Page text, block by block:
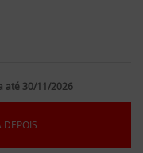
até 30/11/2026
DEPOIS